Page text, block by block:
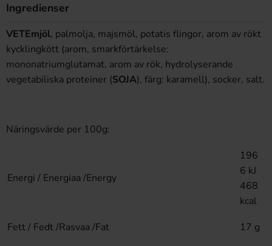
Ingredienser
VETEmjöl, palmolja, majsmöl, potatis flingor, arom av rökt
kycklingkött (arom, smarkförtärkelse:
mononatriumglutamat, arom av rök, hydrolyserande
vegetabiliska proteiner (SOJA), färg: karamell), socker, salt.
Näringsvärde per 100g:
Energi / Energiaa /Energy
196
6 kJ
468
kcal
Fett / Fedt /Rasvaa /Fat
17 g